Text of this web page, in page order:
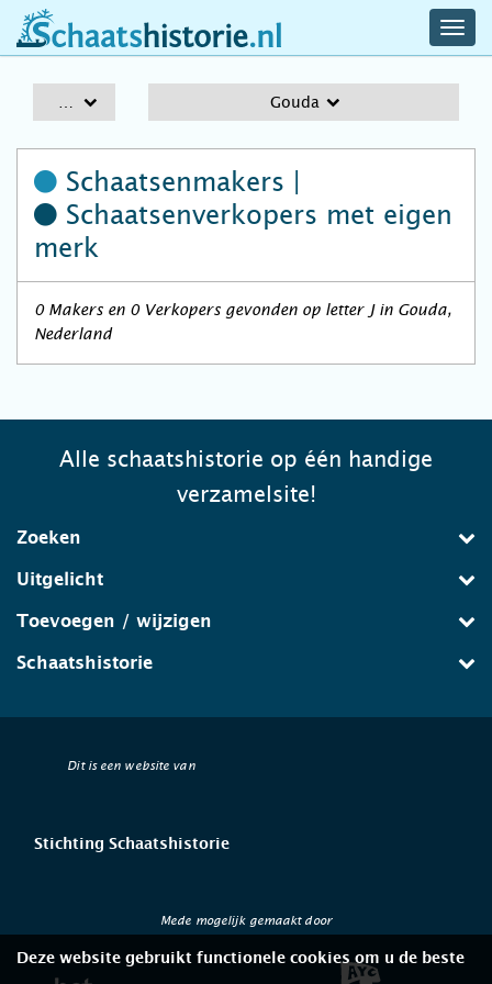
schaatshistorie.nl
Gouda
Schaatsenmakers |
Schaatsenverkopers met eigen
merk
0 Makers en 0 Verkopers gevonden op letter J in Gouda,
Nederland
Alle schaatshistorie op één handige
verzamelsite!
Zoeken
Uitgelicht
Toevoegen / wijzigen
Schaatshistorie
Dit is een website van
Stichting Schaatshistorie
Mede mogelijk gemaakt door
Deze website gebruikt functionele cookies om u de beste